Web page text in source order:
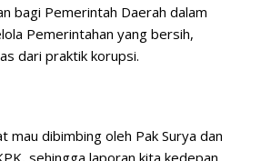
bagi Pemerintah Daerah dalam
Pemerintahan yang bersih,
dari praktik korupsi.
mau dibimbing oleh Pak Surya dan
sehingga laporan kita kedepan